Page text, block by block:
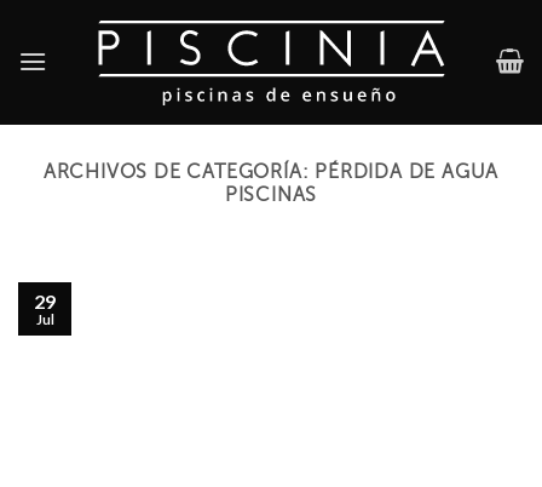
content
ARCHIVOS DE CATEGORÍA: PÉRDIDA DE AGUA
PISCINAS
29
Jul